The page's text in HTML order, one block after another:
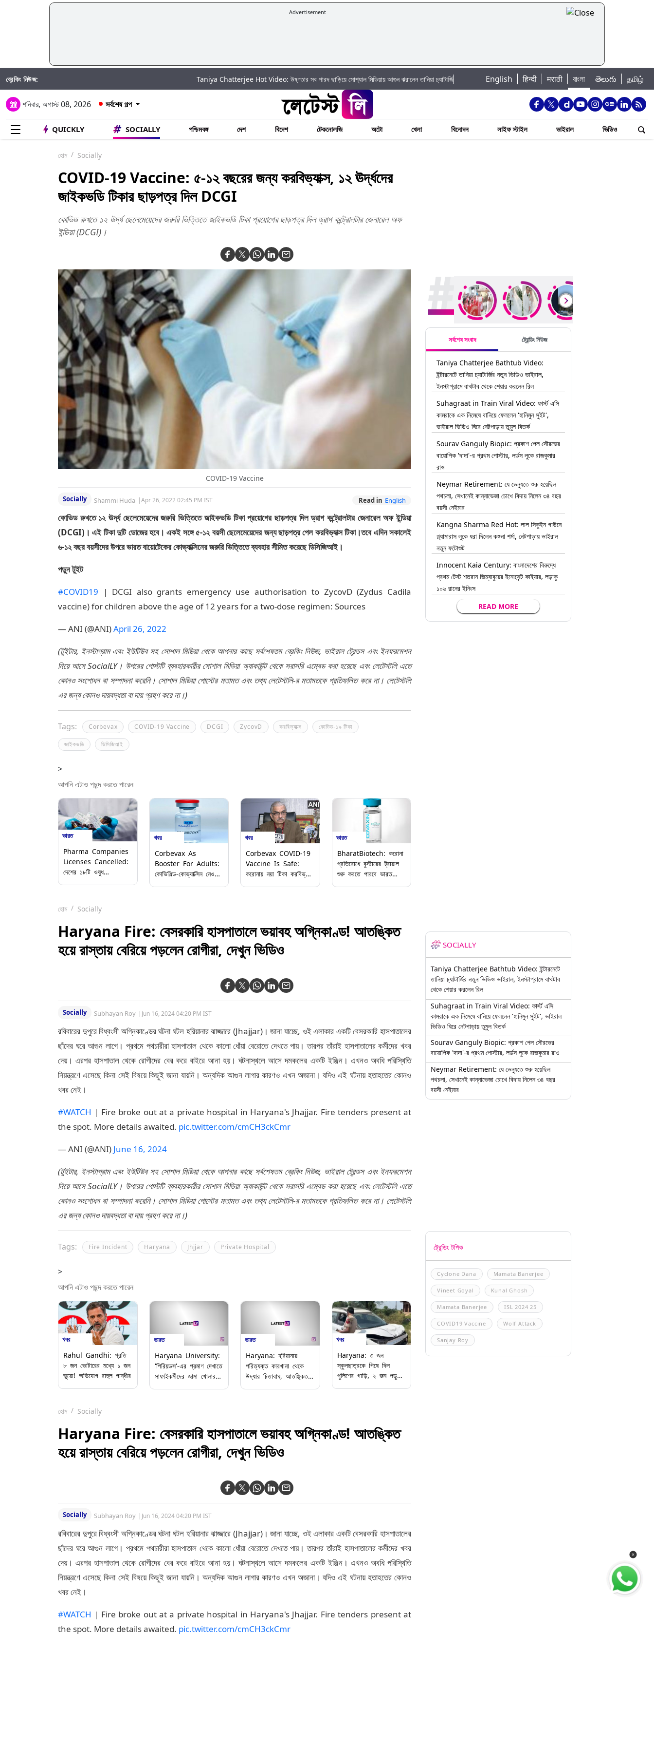
Advertisement
ব্রেকিং নিউজ: Taniya Chatterjee Hot Video: উষ্ণতার সব পারদ ছাড়িয়ে সোশ্যাল মিডিয়ায় আগুন ঝরালেন তানিয়া চ্যাটার্জি|Jannat Toha Hot Video: জান্নাত তোহার নতুন ইনস্টা পোস্ট দেখে হৃদয় গলল নেটিজেনদের,
English हिन्दी मराठी বাংলা తెలుగు தமிழ்
শনিবার, অগাস্ট 08, 2026 সর্বশেষ গল্প
QUICKLY SOCIALLY পশ্চিমবঙ্গ দেশ বিদেশ টেকনোলজি অটো খেলা বিনোদন লাইফ স্টাইল ভাইরাল ভিডিও
হোম Socially
COVID-19 Vaccine: ৫-১২ বছরের জন্য করবিভ্যাক্স, ১২ ঊর্দ্ধদের
জাইকভডি টিকার ছাড়পত্র দিল DCGI
কোভিড রুখতে ১২ ঊর্দ্ধ ছেলেমেয়েদের জরুরি ভিত্তিতে জাইকভডি টিকা প্রয়োগের ছাড়পত্র দিল ড্রাগ কন্ট্রোলটার জেনারেল অফ
ইন্ডিয়া (DCGI)।
COVID-19 Vaccine
Socially Shammi Huda |Apr 26, 2022 02:45 PM IST Read in English
কোভিড রুখতে ১২ ঊর্দ্ধ ছেলেমেয়েদের জরুরি ভিত্তিতে জাইকভডি টিকা প্রয়োগের ছাড়পত্র দিল ড্রাগ কন্ট্রোলটার জেনারেল অফ ইন্ডিয়া
(DCGI)। এই টিকা দুটি ডোজের হবে। একই সঙ্গে ৫-১২ বয়সী ছেলেমেয়েদের জন্য ছাড়পত্র পেল করবিভ্যাক্স টিকা।তবে এদিন সকালেই
৬-১২ বছর বয়সীদের উপরে ভারত বায়োটেকের কোভ্যাক্সিনের জরুরি ভিত্তিতে ব্যবহার সীমিত করেছে ডিসিজিআই।
পড়ুন টুইট
#COVID19 | DCGI also grants emergency use authorisation to ZycovD (Zydus Cadila
vaccine) for children above the age of 12 years for a two-dose regimen: Sources
— ANI (@ANI)April 26, 2022
(টুইটার, ইনস্টাগ্রাম এবং ইউটিউব সহ সোশাল মিডিয়া থেকে আপনার কাছে সর্বশেষতম ব্রেকিং নিউজ, ভাইরাল ট্রেন্ডস এবং ইনফরমেশন
নিয়ে আসে SocialLY। উপরের পোস্টটি ব্যবহারকারীর সোশাল মিডিয়া অ্যাকাউন্ট থেকে সরাসরি এম্বেড করা হয়েছে এবং লেটেস্টলি এতে
কোনও সংশোধন বা সম্পাদনা করেনি। সোশাল মিডিয়া পোস্টের মতামত এবং তথ্য লেটেস্টলি-র মতামতকে প্রতিফলিত করে না। লেটেস্টলি
এর জন্য কোনও দায়বদ্ধতা বা দায় গ্রহণ করে না।)
Tags: Corbevax COVID-19 Vaccine DCGI ZycovD করবিভ্যাক্স কোভিড-১৯ টিকা
জাইকভডি ডিসিজিআই
>
আপনি এটাও পছন্দ করতে পারেন
ভারত
Pharma Companies
Licenses Cancelled:
দেশের ১৮টি ওষুধ
খবর
Corbevax As
Booster For Adults:
কোভিশিল্ড-কোভ্যাক্সিন নেওয়া
খবর
Corbevax COVID-19
Vaccine Is Safe:
করোনায় নয়া টিকা করবিভ্যাক্স
ভারত
BharatBiotech: করোনা
প্রতিরোধে বুস্টারের ট্রায়াল
শুরু করতে পারবে ভারত
হোম Socially
Haryana Fire: বেসরকারি হাসপাতালে ভয়াবহ অগ্নিকাণ্ড! আতঙ্কিত
হয়ে রাস্তায় বেরিয়ে পড়লেন রোগীরা, দেখুন ভিডিও
Socially Subhayan Roy | Jun 16, 2024 04:20 PM IST
রবিবারের দুপুরে বিধ্বংসী অগ্নিকাণ্ডের ঘটনা ঘটল হরিয়ানার ঝাজ্জারে (Jhajjar)। জানা যাচ্ছে, ওই এলাকার একটি বেসরকারি হাসপাতালের
ছাঁদের ঘরে আগুন লাগে। প্রথমে পথচারীরা হাসপাতাল থেকে কালো ধোঁয়া বেরোতে দেখতে পায়। তারপর তাঁরাই হাসপাতালের কর্মীদের খবর
দেয়। এরপর হাসপাতাল থেকে রোগীদের বের করে বাইরে আনা হয়। ঘটনাস্থলে আসে দমকলের একটি ইঞ্জিন। এখনও অবধি পরিস্থিতি
নিয়ন্ত্রণে এসেছে কিনা সেই বিষয়ে কিছুই জানা যায়নি। অন্যদিক আগুন লাগার কারণও এখন অজানা। যদিও এই ঘটনায় হতাহতের কোনও
খবর নেই।
#WATCH | Fire broke out at a private hospital in Haryana's Jhajjar. Fire tenders present at
the spot. More details awaited. pic.twitter.com/cmCH3ckCmr
— ANI (@ANI) June 16, 2024
(টুইটার, ইনস্টাগ্রাম এবং ইউটিউব সহ সোশাল মিডিয়া থেকে আপনার কাছে সর্বশেষতম ব্রেকিং নিউজ, ভাইরাল ট্রেন্ডস এবং ইনফরমেশন
নিয়ে আসে SocialLY। উপরের পোস্টটি ব্যবহারকারীর সোশাল মিডিয়া অ্যাকাউন্ট থেকে সরাসরি এম্বেড করা হয়েছে এবং লেটেস্টলি এতে
কোনও সংশোধন বা সম্পাদনা করেনি। সোশাল মিডিয়া পোস্টের মতামত এবং তথ্য লেটেস্টলি-র মতামতকে প্রতিফলিত করে না। লেটেস্টলি
এর জন্য কোনও দায়বদ্ধতা বা দায় গ্রহণ করে না।)
Tags: Fire Incident Haryana Jhjjar Private Hospital
>
আপনি এটাও পছন্দ করতে পারেন
খবর
Rahul Gandhi: প্রতি
৮ জন ভোটারের মধ্যে ১ জন
ভুয়ো! অভিযোগ রাহুল গান্ধীর
ভারত
Haryana University:
'পিরিয়ডস'-এর প্রমাণ দেখাতে
সাফাইকর্মীদের জামা খোলার
ভারত
Haryana: হরিয়ানায়
পরিত্যক্ত কারখানা থেকে
উদ্ধার চিতাবাঘ, আতঙ্কিত
খবর
Haryana: ৩ জন
স্কুলছাত্রকে পিষে দিল
পুলিশের গাড়ি, ২ জন পড়ুয়া
হোম
Socially
Haryana Fire: বেসরকারি হাসপাতালে ভয়াবহ অগ্নিকাণ্ড! আতঙ্কিত
হয়ে রাস্তায় বেরিয়ে পড়লেন রোগীরা, দেখুন ভিডিও
Socially Subhayan Roy | Jun 16, 2024 04:20 PM IST
রবিবারের দুপুরে বিধ্বংসী অগ্নিকাণ্ডের ঘটনা ঘটল হরিয়ানার ঝাজ্জারে (Jhajjar)। জানা যাচ্ছে, ওই এলাকার একটি বেসরকারি হাসপাতালের
ছাঁদের ঘরে আগুন লাগে। প্রথমে পথচারীরা হাসপাতাল থেকে কালো ধোঁয়া বেরোতে দেখতে পায়। তারপর তাঁরাই হাসপাতালের কর্মীদের খবর
দেয়। এরপর হাসপাতাল থেকে রোগীদের বের করে বাইরে আনা হয়। ঘটনাস্থলে আসে দমকলের একটি ইঞ্জিন। এখনও অবধি পরিস্থিতি
নিয়ন্ত্রণে এসেছে কিনা সেই বিষয়ে কিছুই জানা যায়নি। অন্যদিক আগুন লাগার কারণও এখন অজানা। যদিও এই ঘটনায় হতাহতের কোনও
খবর নেই।
#WATCH | Fire broke out at a private hospital in Haryana's Jhajjar. Fire tenders present at
the spot. More details awaited. pic.twitter.com/cmCH3ckCmr
সর্বশেষ সংবাদ ট্রেন্ডিং নিউজ
Taniya Chatterjee Bathtub Video:
ইন্টারনেটে তানিয়া চ্যাটার্জির নতুন ভিডিও ভাইরাল,
ইনস্টাগ্রামে বাথটাব থেকে শেয়ার করলেন রিল
Suhagraat in Train Viral Video: ফার্স্ট এসি
কামরাকে এক নিমেষে বানিয়ে ফেললেন 'হানিমুন সুইট',
ভাইরাল ভিডিও ঘিরে নেটপাড়ায় তুমুল বিতর্ক
Sourav Ganguly Biopic: প্রকাশ পেল সৌরভের
বায়োপিক 'দাদা'-র প্রথম পোস্টার, লর্ডস লুকে রাজকুমার
রাও
Neymar Retirement: যে ভেন্যুতে শুরু হয়েছিল
পথচলা, সেখানেই কান্নাভেজা চোখে বিদায় নিলেন ৩৪ বছর
বয়সী নেইমার
Kangna Sharma Red Hot: লাল সিকুইন গাউনে
গ্ল্যামারাস লুকে ধরা দিলেন কঙ্গনা শর্মা, নেটপাড়ায় ভাইরাল
নতুন ফটোশুট
Innocent Kaia Century: বাংলাদেশের বিরুদ্ধে
প্রথম টেস্ট শতরান জিম্বাবুয়ের ইনোসেন্ট কাইয়ার, লড়াকু
১০৬ রানের ইনিংস
READ MORE
SOCIALLY
Taniya Chatterjee Bathtub Video: ইন্টারনেটে
তানিয়া চ্যাটার্জির নতুন ভিডিও ভাইরাল, ইনস্টাগ্রামে বাথটাব
থেকে শেয়ার করলেন রিল
Suhagraat in Train Viral Video: ফার্স্ট এসি
কামরাকে এক নিমেষে বানিয়ে ফেললেন 'হানিমুন সুইট', ভাইরাল
ভিডিও ঘিরে নেটপাড়ায় তুমুল বিতর্ক
Sourav Ganguly Biopic: প্রকাশ পেল সৌরভের
বায়োপিক 'দাদা'-র প্রথম পোস্টার, লর্ডস লুকে রাজকুমার রাও
Neymar Retirement: যে ভেন্যুতে শুরু হয়েছিল
পথচলা, সেখানেই কান্নাভেজা চোখে বিদায় নিলেন ৩৪ বছর
বয়সী নেইমার
ট্রেন্ডিং টপিক
Cyclone Dana Mamata Banerjee
Vineet Goyal Kunal Ghosh
Mamata Banerjee ISL 2024 25
COVID19 Vaccine Wolf Attack
Sanjay Roy